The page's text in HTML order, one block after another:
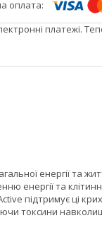
платежі.
енергії та
та
підтримує ці
токсини